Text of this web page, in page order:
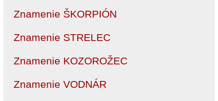
Znamenie ŠKORPIÓN
Znamenie STRELEC
Znamenie KOZOROŽEC
Znamenie VODNÁR